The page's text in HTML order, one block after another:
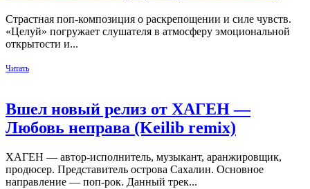
Страстная поп‑композиция о раскрепощении и силе чувств.
«Целуй» погружает слушателя в атмосферу эмоциональной
открытости и...
Читать
Вшел новый релиз от ХАГЕН —
Любовь неправа (Keilib remix)
ХАГЕН — автор-исполнитель, музыкант, аранжировщик,
продюсер. Представитель острова Сахалин. Основное
направление — поп-рок. Данный трек...